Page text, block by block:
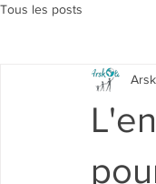
Tous les posts